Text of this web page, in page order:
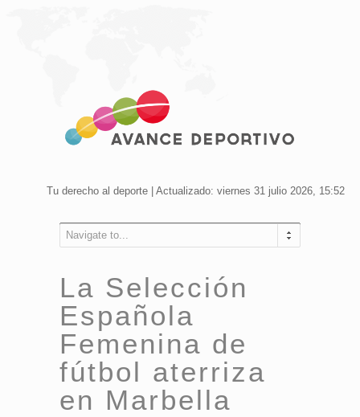
Tu derecho al deporte | Actualizado: viernes 31 julio 2026, 15:52
Navigate to...
La Selección
Española
Femenina de
fútbol aterriza
en Marbella